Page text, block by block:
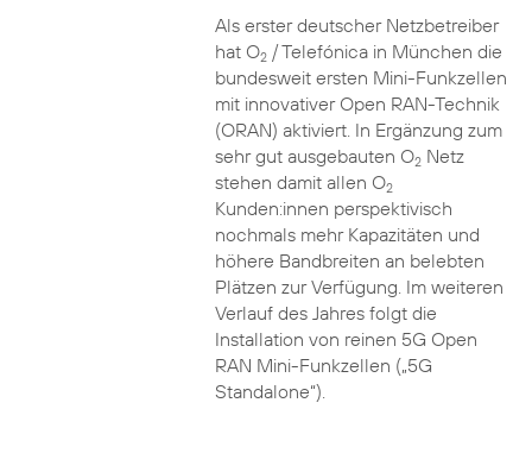
Als erster deutscher Netzbetreiber
hat O2/ Telefónica in München die
bundesweit ersten Mini-Funkzellen
mit innovativer Open RAN-Technik
(ORAN) aktiviert. In Ergänzung zum
sehr gut ausgebauten O2Netz
stehen damit allen O2
Kunden:innen perspektivisch
nochmals mehr Kapazitäten und
höhere Bandbreiten an belebten
Plätzen zur Verfügung. Im weiteren
Verlauf des Jahres folgt die
Installation von reinen 5G Open
RAN Mini-Funkzellen („5G
Standalone“).